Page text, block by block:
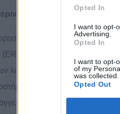
Opted In
I want to opt-
Advertising.
Opted In
I want to opt-
of my
was collected.
Opted Out
παραστατικών στο
λογιστικών αρχείων
MyData
– πελατειακών